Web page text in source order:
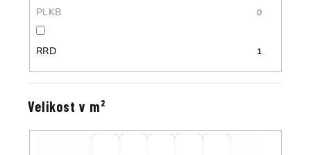
PLKB 0
RRD 1
Velikost v m²